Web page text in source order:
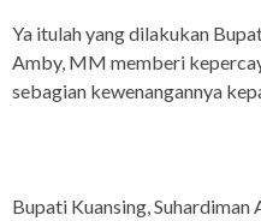
Ya itulah yang dilakukan
Amby, MM memberi
sebagian kewenangannya
Bupati Kuansing,